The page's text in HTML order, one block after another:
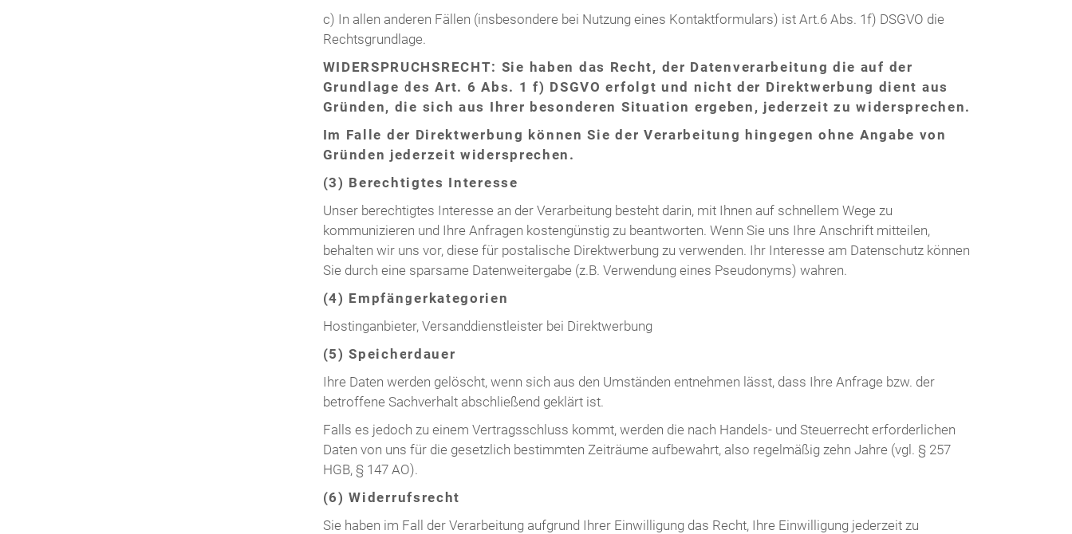
c) In allen anderen Fällen (insbesondere bei Nutzung eines Kontaktformulars) ist Art.6 Abs. 1f) DSGVO die
Rechtsgrundlage.
WIDERSPRUCHSRECHT: Sie haben das Recht, der Datenverarbeitung die auf der
Grundlage des Art. 6 Abs. 1 f) DSGVO erfolgt und nicht der Direktwerbung dient aus
Gründen, die sich aus Ihrer besonderen Situation ergeben, jederzeit zu widersprechen.
Im Falle der Direktwerbung können Sie der Verarbeitung hingegen ohne Angabe von
Gründen jederzeit widersprechen.
(3) Berechtigtes Interesse
Unser berechtigtes Interesse an der Verarbeitung besteht darin, mit Ihnen auf schnellem Wege zu
kommunizieren und Ihre Anfragen kostengünstig zu beantworten. Wenn Sie uns Ihre Anschrift mitteilen,
behalten wir uns vor, diese für postalische Direktwerbung zu verwenden. Ihr Interesse am Datenschutz können
Sie durch eine sparsame Datenweitergabe (z.B. Verwendung eines Pseudonyms) wahren.
(4) Empfängerkategorien
Hostinganbieter, Versanddienstleister bei Direktwerbung
(5) Speicherdauer
Ihre Daten werden gelöscht, wenn sich aus den Umständen entnehmen lässt, dass Ihre Anfrage bzw. der
betroffene Sachverhalt abschließend geklärt ist.
Falls es jedoch zu einem Vertragsschluss kommt, werden die nach Handels- und Steuerrecht erforderlichen
Daten von uns für die gesetzlich bestimmten Zeiträume aufbewahrt, also regelmäßig zehn Jahre (vgl. § 257
HGB, § 147 AO).
(6) Widerrufsrecht
Sie haben im Fall der Verarbeitung aufgrund Ihrer Einwilligung das Recht, Ihre Einwilligung jederzeit zu